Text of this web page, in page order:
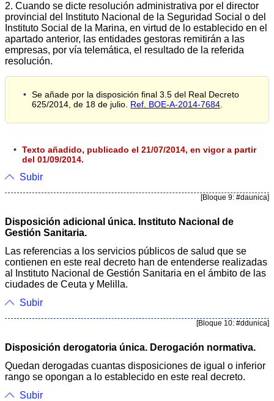
2. Cuando se dicte resolución administrativa por el director
provincial del Instituto Nacional de la Seguridad Social o del
Instituto Social de la Marina, en virtud de lo establecido en el
apartado anterior, las entidades gestoras remitirán a las
empresas, por vía telemática, el resultado de la referida
resolución.
Se añade por la disposición final 3.5 del Real Decreto
625/2014, de 18 de julio. Ref. BOE-A-2014-7684.
Texto añadido, publicado el 21/07/2014, en vigor a partir
del 01/09/2014.
Subir
[Bloque 9: #daunica]
Disposición adicional única. Instituto Nacional de
Gestión Sanitaria.
Las referencias a los servicios públicos de salud que se
contienen en este real decreto han de entenderse realizadas
al Instituto Nacional de Gestión Sanitaria en el ámbito de las
ciudades de Ceuta y Melilla.
Subir
[Bloque 10: #ddunica]
Disposición derogatoria única. Derogación normativa.
Quedan derogadas cuantas disposiciones de igual o inferior
rango se opongan a lo establecido en este real decreto.
Subir